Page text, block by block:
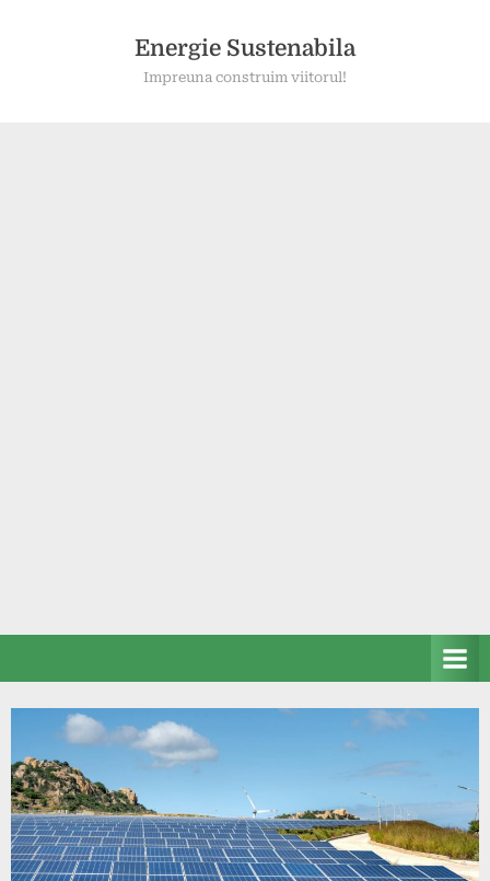
Energie Sustenabila
Impreuna construim viitorul!